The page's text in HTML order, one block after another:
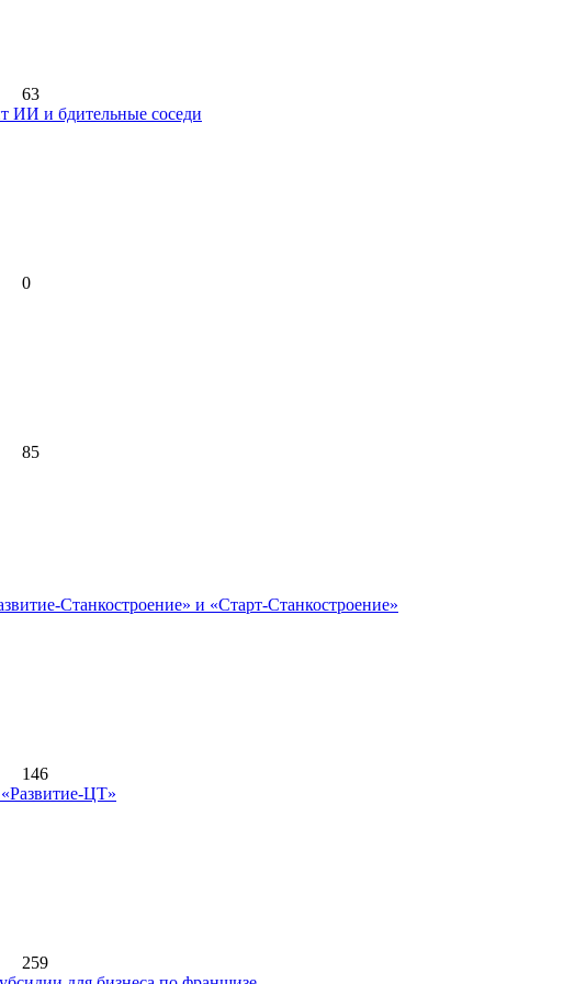
63
ИИ и бдительные соседи
0
85
Станкостроение» и «Старт-Станкостроение»
146
«Развитие-ЦТ»
259